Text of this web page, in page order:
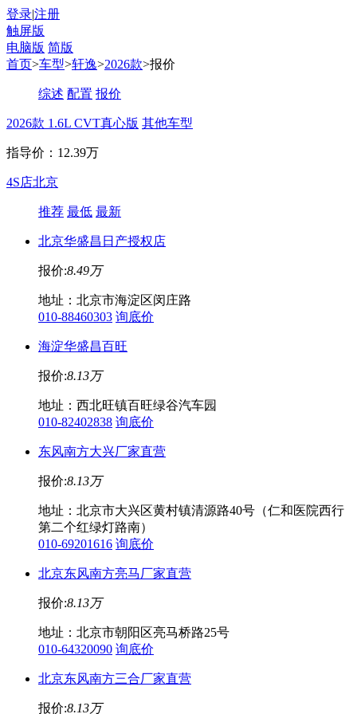
登录|注册
触屏版
电脑版 简版
首页>车型>轩逸>2026款>报价
综述 配置 报价
2026款 1.6L CVT真心版 其他车型
指导价：12.39万
4S店北京
推荐 最低 最新
北京华盛昌日产授权店
报价:8.49万
地址：北京市海淀区闵庄路
010-88460303 询底价
海淀华盛昌百旺
报价:8.13万
地址：西北旺镇百旺绿谷汽车园
010-82402838 询底价
东风南方大兴厂家直营
报价:8.13万
地址：北京市大兴区黄村镇清源路40号（仁和医院西行
第二个红绿灯路南）
010-69201616 询底价
北京东风南方亮马厂家直营
报价:8.13万
地址：北京市朝阳区亮马桥路25号
010-64320090 询底价
北京东风南方三合厂家直营
报价:8.13万